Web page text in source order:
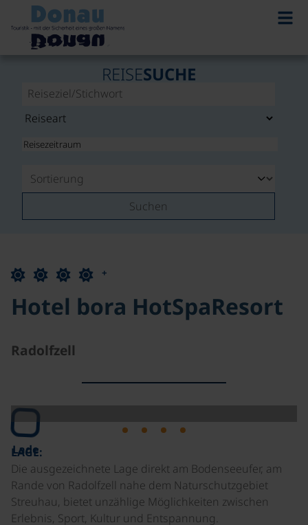
REISESUCHE
Suchen
+
Hotel bora HotSpaResort
Radolfzell
Lade
LAGE:
Die ausgezeichnete Lage direkt am Bodenseeufer, am
Rande von Radolfzell nahe dem Naturschutzgebiet
Streuhau, bietet unzählige Möglichkeiten zwischen
Erlebnis, Sport, Kultur und Entspannung.